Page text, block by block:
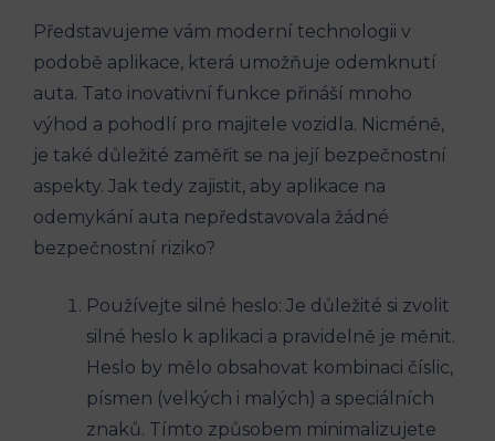
Představujeme vám moderní technologii v
podobě aplikace, která umožňuje odemknutí
auta. Tato inovativní funkce přináší mnoho
výhod a pohodlí pro majitele vozidla. Nicméně,
je také důležité zaměřit se na její bezpečnostní
aspekty. Jak tedy zajistit, aby aplikace na
odemykání auta nepředstavovala žádné
bezpečnostní riziko?
Používejte silné heslo: Je důležité si zvolit
silné heslo k aplikaci a pravidelně je měnit.
Heslo by mělo obsahovat kombinaci číslic,
písmen (velkých i malých) a speciálních
znaků. Tímto způsobem minimalizujete